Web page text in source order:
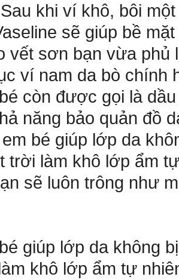
khi ví khô, bôi
sẽ giúp bề
vết sơn bạn vừa phủ
ví nam da bò chính
còn được gọi là
năng bảo quản đồ
bé giúp lớp da
trời làm khô lớp ẩm
sẽ luôn trông như
giúp lớp da không
khô lớp ẩm tự